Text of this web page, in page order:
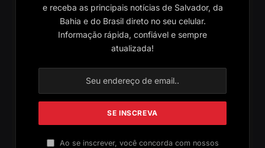
e receba as principais notícias de Salvador, da
Bahia e do Brasil direto no seu celular.
Informação rápida, confiável e sempre
atualizada!
Ao se inscrever, você concorda com nossos